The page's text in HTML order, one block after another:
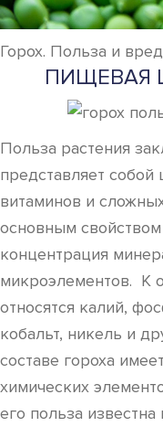
Горох. Польза и
ПИЩЕВАЯ
Польза растения
представляет
витаминов и
основным
концентрация
микроэлементов. К
относятся калий,
кобальт, никель и
составе гороха
химических
его польза